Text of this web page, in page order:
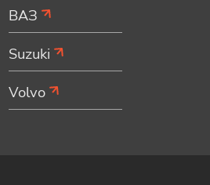
ВАЗ
Suzuki
Volvo